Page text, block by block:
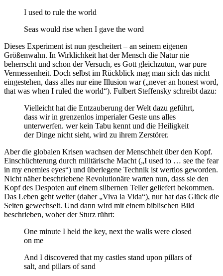
I used to rule the world
Seas would rise when I gave the word
Dieses Experiment ist nun gescheitert – an seinem eigenen
Größenwahn. In Wirklichkeit hat der Mensch die Natur nie
beherrscht und schon der Versuch, es Gott gleichzutun, war pure
Vermessenheit. Doch selbst im Rückblick mag man sich das nicht
eingestehen, dass alles nur eine Illusion war („never an honest word,
that was when I ruled the world“). Fulbert Steffensky schreibt dazu:
Vielleicht hat die Entzauberung der Welt dazu geführt,
dass wir in grenzenlos imperialer Geste uns alles
unterwerfen. wer kein Tabu kennt und die Heiligkeit
der Dinge nicht sieht, wird zu ihrem Zerstörer.
Aber die globalen Krisen wachsen der Menschheit über den Kopf.
Einschüchterung durch militärische Macht („I used to … see the fear
in my enemies eyes“) und überlegene Technik ist wertlos geworden.
Nicht näher beschriebene Revolutionäre warten nun, dass sie den
Kopf des Despoten auf einem silbernen Teller geliefert bekommen.
Das Leben geht weiter (daher „Viva la Vida“), nur hat das Glück die
Seiten gewechselt. Und dann wird mit einem biblischen Bild
beschrieben, woher der Sturz rührt:
One minute I held the key, next the walls were closed
on me
And I discovered that my castles stand upon pillars of
salt, and pillars of sand